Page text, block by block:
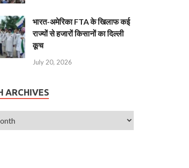
भारत-अमेरिका FTA के खिलाफ कई
राज्यों से हजारों किसानों का दिल्ली
कूच
July 20, 2026
ARCHIVES